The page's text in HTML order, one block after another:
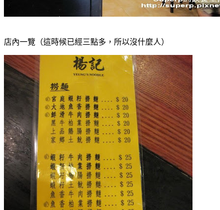
店內一覽（這時候已經三點多，所以沒什麼人）